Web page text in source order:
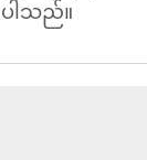
ါသည်။